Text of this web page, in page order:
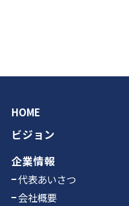
HOME
ビジョン
企業情報
代表あいさつ
会社概要